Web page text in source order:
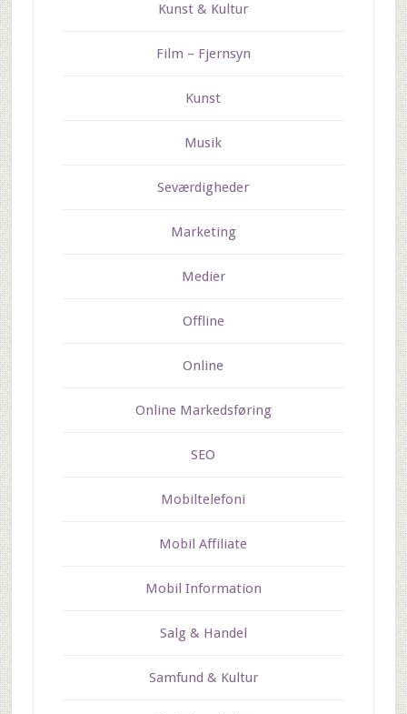
Kunst & Kultur
Film – Fjernsyn
Kunst
Musik
Seværdigheder
Marketing
Medier
Offline
Online
Online Markedsføring
SEO
Mobiltelefoni
Mobil Affiliate
Mobil Information
Salg & Handel
Samfund & Kultur